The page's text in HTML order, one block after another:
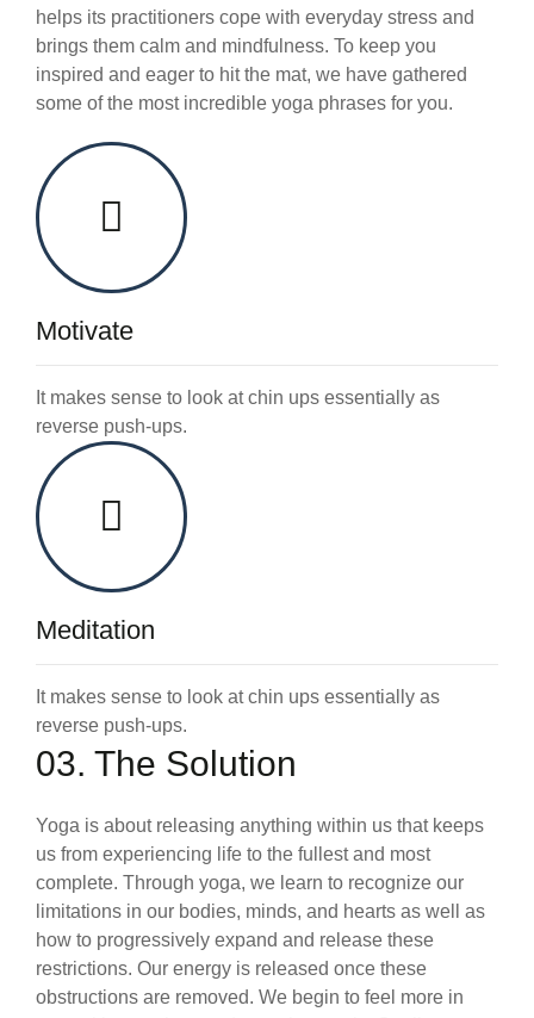
helps its practitioners cope with everyday stress and
brings them calm and mindfulness. To keep you
inspired and eager to hit the mat, we have gathered
some of the most incredible yoga phrases for you.
Motivate
It makes sense to look at chin ups essentially as
reverse push-ups.
Meditation
It makes sense to look at chin ups essentially as
reverse push-ups.
03. The Solution
Yoga is about releasing anything within us that keeps
us from experiencing life to the fullest and most
complete. Through yoga, we learn to recognize our
limitations in our bodies, minds, and hearts as well as
how to progressively expand and release these
restrictions. Our energy is released once these
obstructions are removed. We begin to feel more in